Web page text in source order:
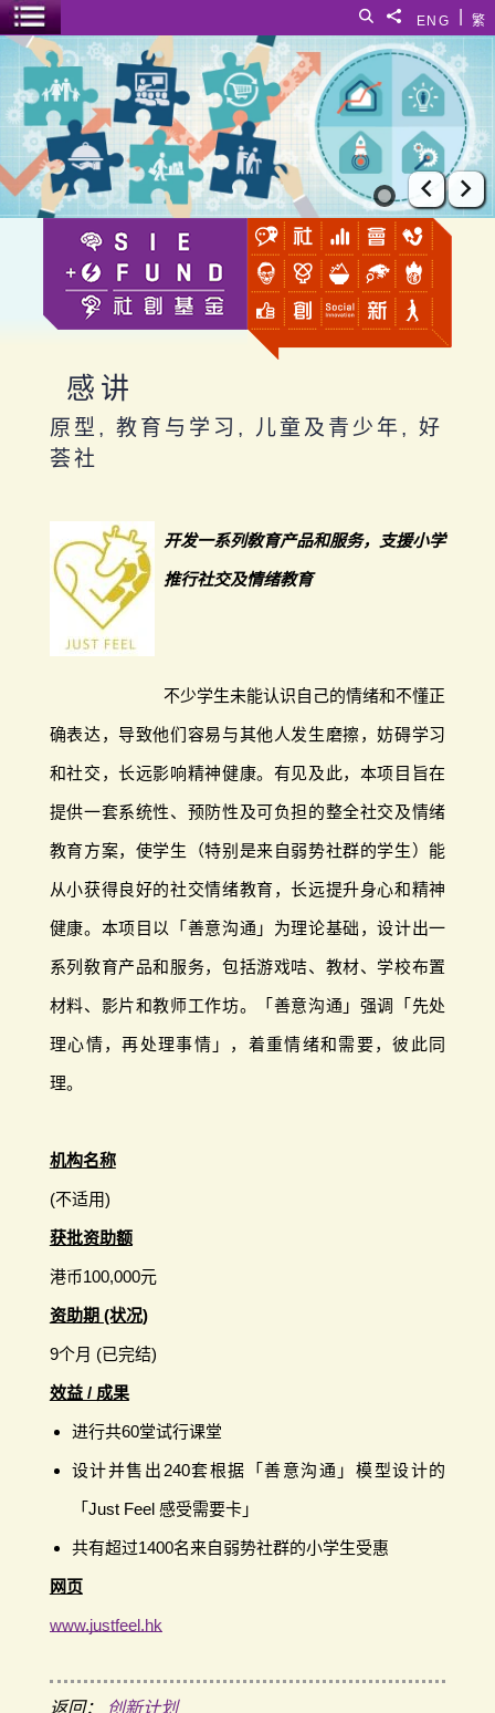
繁
ENG
分享給
搜寻
菜单开关
感讲
上一张
下
感讲
原型, 教育与学习, 儿童及青少年, 好
荟社
开发一系列敎育产品和服务，支援小学
推行社交及情绪教育
不少学生未能认识自己的情绪和不懂正
确表达，导致他们容易与其他人发生磨擦，妨碍学习
和社交，长远影响精神健康。有见及此，本项目旨在
提供一套系统性、预防性及可负担的整全社交及情绪
教育方案，使学生（特别是来自弱势社群的学生）能
从小获得良好的社交情绪教育，长远提升身心和精神
健康。本项目以「善意沟通」为理论基础，设计出一
系列敎育产品和服务，包括游戏咭、教材、学校布置
材料、影片和教师工作坊。「善意沟通」强调「先处
理心情，再处理事情」，着重情绪和需要，彼此同
理。
机构名称
(不适用)
获批资助额
港币100,000元
资助期 (状况)
9个月 (已完结)
效益 / 成果
进行共60堂试行课堂
设计并售出240套根据「善意沟通」模型设计的
「Just Feel 感受需要卡」
共有超过1400名来自弱势社群的小学生受惠
网页
www.justfeel.hk
返回： 创新计划